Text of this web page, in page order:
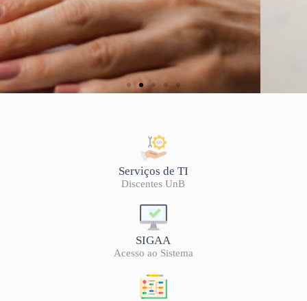
LISTA DE OFERTA
2026/2
Serviços de TI
Discentes UnB
SIGAA
Acesso ao Sistema